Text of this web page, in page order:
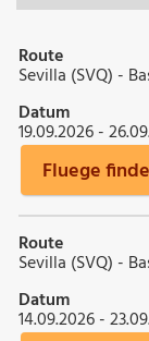
Route
Sevilla (SVQ) -
Datum
19.09.2026 -
Fluege
Route
Sevilla (SVQ) -
Datum
14.09.2026 -